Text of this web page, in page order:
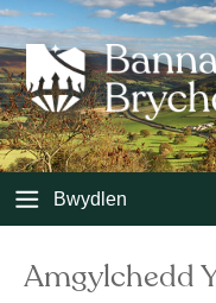
Bwydlen
Amgylchedd